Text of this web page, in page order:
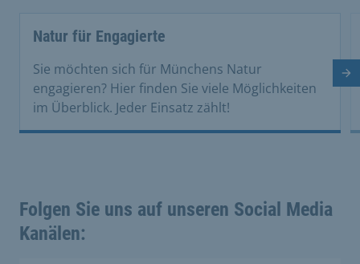
Natur für Engagierte
Sie möchten sich für Münchens Natur
engagieren? Hier finden Sie viele Möglichkeiten
im Überblick. Jeder Einsatz zählt!
Folgen Sie uns auf unseren Social Media
Kanälen: